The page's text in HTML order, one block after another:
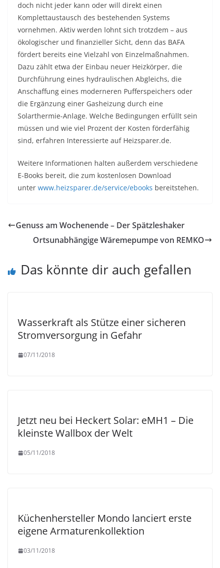
doch nicht jeder kann oder will direkt einen
Komplettaustausch des bestehenden Systems
vornehmen. Aktiv werden lohnt sich trotzdem – aus
ökologischer und finanzieller Sicht, denn das BAFA
fördert bereits eine Vielzahl von Einzelmaßnahmen.
Dazu zählt etwa der Einbau neuer Heizkörper, die
Durchführung eines hydraulischen Abgleichs, die
Anschaffung eines moderneren Pufferspeichers oder
die Ergänzung einer Gasheizung durch eine
Solarthermie-Anlage. Welche Bedingungen erfüllt sein
müssen und wie viel Prozent der Kosten förderfähig
sind, erfahren Interessierte auf Heizsparer.de.
Weitere Informationen halten außerdem verschiedene
E-Books bereit, die zum kostenlosen Download
unter www.heizsparer.de/service/ebooks bereitstehen.
Genuss am Wochenende – Der Spätzleshaker
Ortsunabhängige Wäremepumpe von REMKO
Das könnte dir auch gefallen
Wasserkraft als Stütze einer sicheren
Stromversorgung in Gefahr
07/11/2018
Jetzt neu bei Heckert Solar: eMH1 – Die
kleinste Wallbox der Welt
05/11/2018
Küchenhersteller Mondo lanciert erste
eigene Armaturenkollektion
03/11/2018